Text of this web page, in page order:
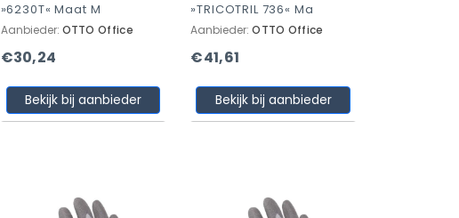
»6230T« Maat M
Aanbieder: OTTO Office
€30,24
Bekijk bij aanbieder
»TRICOTRIL 736« Ma
Aanbieder:OTTO Office
€41,61
Bekijk bij aanbieder